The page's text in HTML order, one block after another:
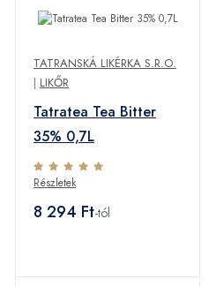
TATRANSKÁ LIKÉRKA S.R.O.
| LIKŐR
Tatratea Tea Bitter
35% 0,7L
Részletek
8 294 Ft-tól